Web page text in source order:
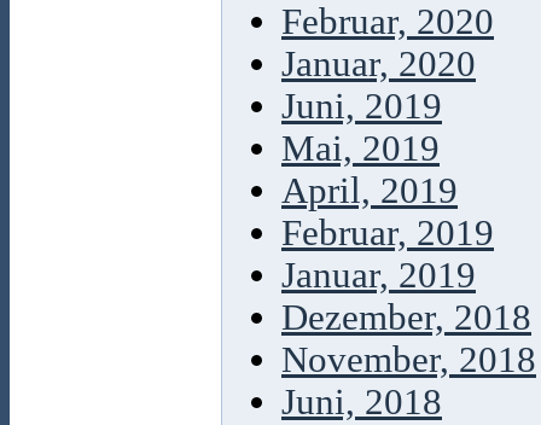
Februar, 2020
Januar, 2020
Juni, 2019
Mai, 2019
April, 2019
Februar, 2019
Januar, 2019
Dezember, 2018
November, 2018
Juni, 2018